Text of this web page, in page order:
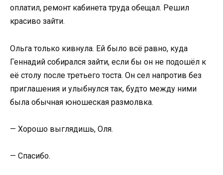
оплатил, ремонт кабинета труда обещал. Решил
красиво зайти.
Ольга только кивнула. Ей было всё равно, куда
Геннадий собирался зайти, если бы он не подошёл к
её столу после третьего тоста. Он сел напротив без
приглашения и улыбнулся так, будто между ними
была обычная юношеская размолвка.
— Хорошо выглядишь, Оля.
— Спасибо.